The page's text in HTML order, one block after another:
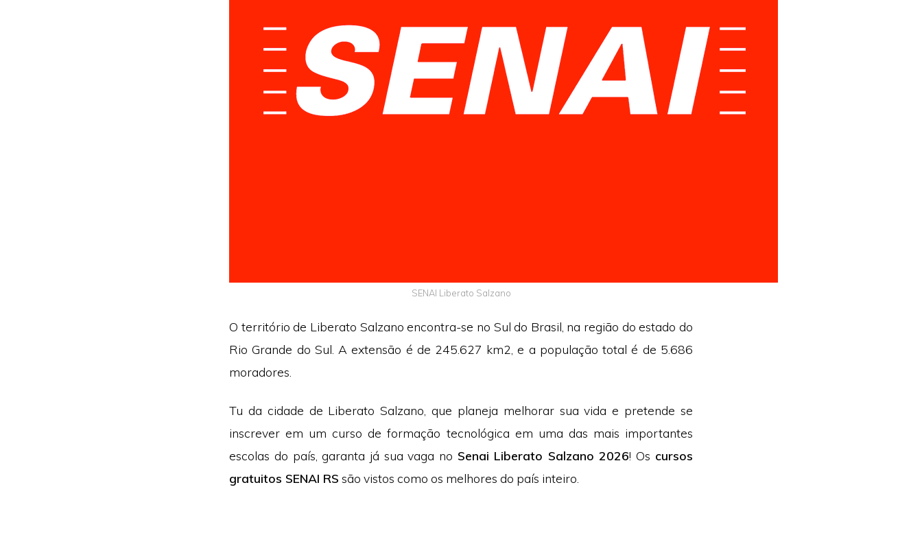
SENAI Liberato Salzano
O território de Liberato Salzano encontra-se no Sul do Brasil, na região do estado do
Rio Grande do Sul. A extensão é de 245.627 km2, e a população total é de 5.686
moradores.
Tu da cidade de Liberato Salzano, que planeja melhorar sua vida e pretende se
inscrever em um curso de formação tecnológica em uma das mais importantes
escolas do país, garanta já sua vaga no Senai Liberato Salzano 2026! Os cursos
gratuitos SENAI RS são vistos como os melhores do país inteiro.